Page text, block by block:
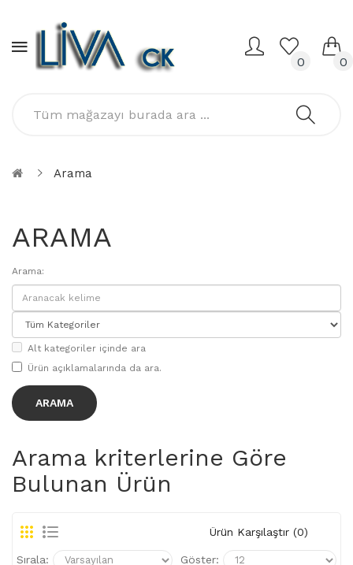
0 0
Arama
ARAMA
Arama:
Alt kategoriler içinde ara
Ürün açıklamalarında da ara.
Arama kriterlerine Göre
Bulunan Ürün
Ürün Karşılaştır (0)
Sırala: Göster: